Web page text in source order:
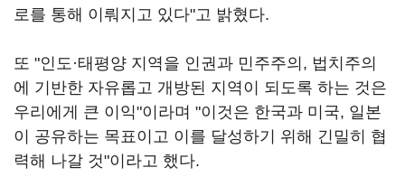
로를 통해 이뤄지고 있다"고 밝혔다.
또 "인도·태평양 지역을 인권과 민주주의, 법치주의
에 기반한 자유롭고 개방된 지역이 되도록 하는 것은
우리에게 큰 이익"이라며 "이것은 한국과 미국, 일본
이 공유하는 목표이고 이를 달성하기 위해 긴밀히 협
력해 나갈 것"이라고 했다.